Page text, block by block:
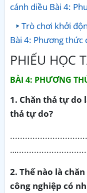
cánh diều Bài 4:
Trò chơi khởi
Bài 4: Phương thức
PHIẾU HỌC
BÀI 4: PHƯƠNG
1. Chăn thả tự do
thả tự do?
2. Thế nào là
công nghiệp có